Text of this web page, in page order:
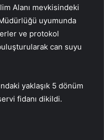
Alanı mevkisindeki
uyumunda
ve protokol
can suyu
yaklaşık 5 dönüm
fidanı dikildi.